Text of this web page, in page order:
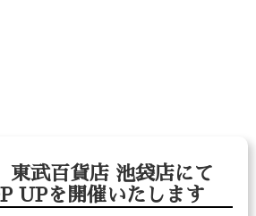
東武百貨店 池袋店にて
UPを開催いたします